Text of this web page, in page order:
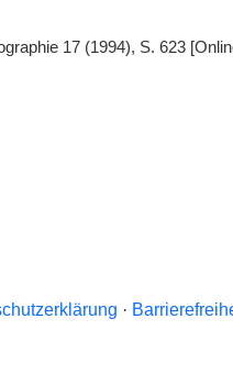
17 (1994), S. 623
·